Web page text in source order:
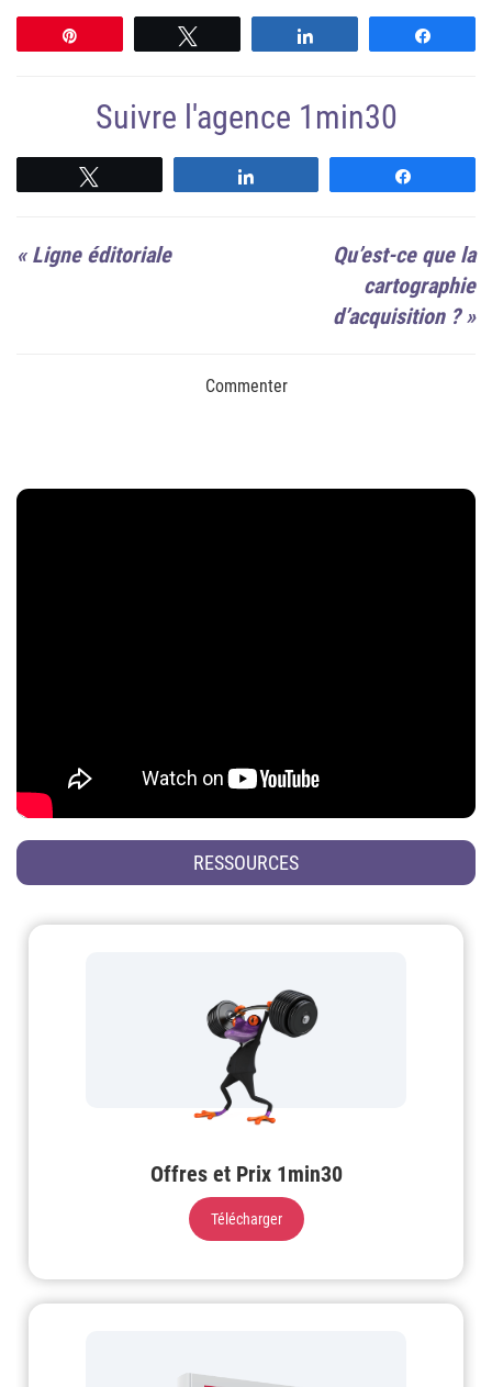
Suivre l'agence 1min30
« Ligne éditoriale
Qu’est-ce que la
cartographie
d’acquisition ?»
Commenter
RESSOURCES
Offres et Prix 1min30
Télécharger